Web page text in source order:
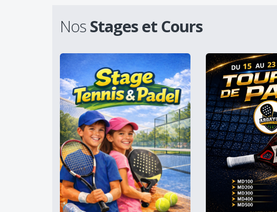
NosStages et Cours